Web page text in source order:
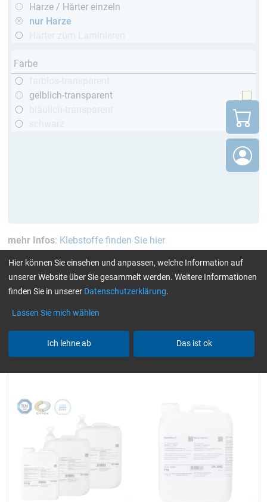
Harze / Härter einzeln
nur Harze
Farbe
gelblich-transparent
mehr Infos: Klebstoffe finden Sie hier
aktuelle Filter: bis 60 Min bis 70 °C
nur Harze
Alle Filter zurücksetzen
Epoxidharz L Epoxidharz C
Hier können Sie einsehen und anpassen, welche Information auf
unserer Website über Sie gesammelt werden. Weitere Informationen
finden Sie in unserer Datenschutzerklärung.
Lassen Sie mich wählen
Ich lehne ab Das ist ok